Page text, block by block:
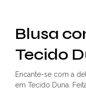
Blusa
Tecido
Encante-se com a
em Tecido Duna.